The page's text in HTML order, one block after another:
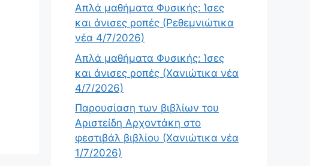
Απλά μαθήματα Φυσικής: Ίσες
και άνισες ροπές (Ρεθεμνιώτικα
νέα 4/7/2026)
Απλά μαθήματα Φυσικής: Ίσες
και άνισες ροπές (Χανιώτικα νέα
4/7/2026)
Παρουσίαση των βιβλίων του
Αριστείδη Αρχοντάκη στο
φεστιβάλ βιβλίου (Χανιώτικα νέα
1/7/2026)